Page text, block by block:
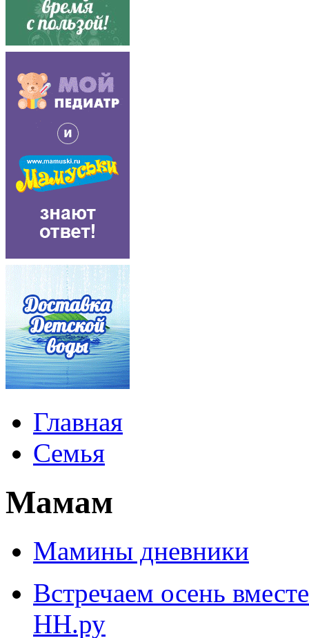
Главная
Семья
Мамам
Мамины дневники
Встречаем осень
НН.ру